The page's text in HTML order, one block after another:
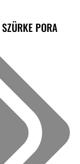
PORA